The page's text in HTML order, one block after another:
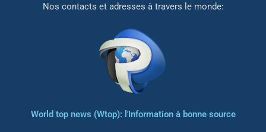
Nos contacts et adresses à travers le monde:
World top news (Wtop): l'Information à bonne source